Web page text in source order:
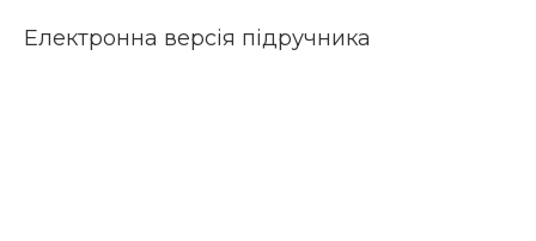
Електронна версія підручника